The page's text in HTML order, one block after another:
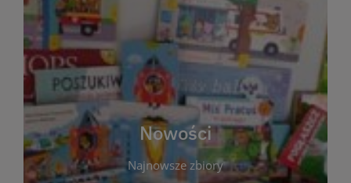
Nowości
Najnowsze zbiory
W tej sekcji prezentujemy najnowsze książki,
audiobooki oraz filmy, które właśnie trafiły do
zbiorów Miejskiej Biblioteki Publicznej w
Starachowicach. Regularnie aktualizujemy listę,
aby Czytelnicy mogli na bieżąco odkrywać świeże
tytuły i najciekawsze premiery wydawnicze. Każda
pozycja opatrzona jest krótkim opisem i
informacją o dostępności w katalogu. Zachęcamy